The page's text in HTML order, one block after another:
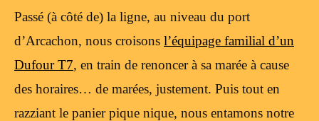
Passé (à côté de) la ligne, au niveau du port
d’Arcachon, nous croisons l’équipage familial d’un
Dufour T7, en train de renoncer à sa marée à cause
des horaires… de marées, justement. Puis tout en
razziant le panier pique nique, nous entamons notre